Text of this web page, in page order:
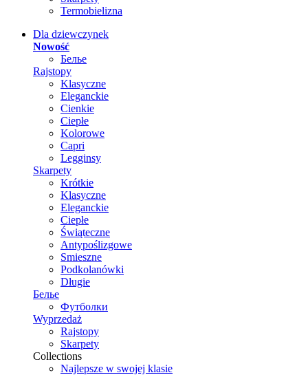
Termobielizna
Dla dziewczynek
Nowość
Белье
Rajstopy
Klasyczne
Eleganckie
Cienkie
Ciepłe
Kolorowe
Capri
Legginsy
Skarpety
Krótkie
Klasyczne
Eleganckie
Ciepłe
Świąteczne
Antypoślizgowe
Smieszne
Podkolanówki
Długie
Белье
Футболки
Wyprzedaż
Rajstopy
Skarpety
Collections
Najlepsze w swojej klasie